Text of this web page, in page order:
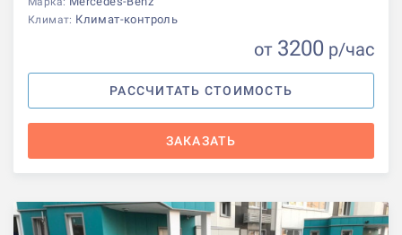
Климат: Климат-контроль
от 3200 р/час
РАССЧИТАТЬ СТОИМОСТЬ
ЗАКАЗАТЬ